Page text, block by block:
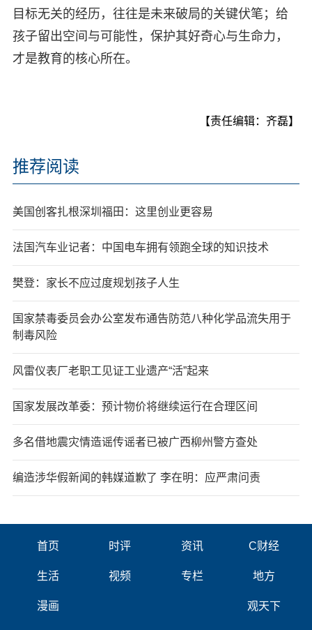
目标无关的经历，往往是未来破局的关键伏笔；给
孩子留出空间与可能性，保护其好奇心与生命力，
才是教育的核心所在。
【责任编辑：齐磊】
推荐阅读
美国创客扎根深圳福田：这里创业更容易
法国汽车业记者：中国电车拥有领跑全球的知识技术
樊登：家长不应过度规划孩子人生
国家禁毒委员会办公室发布通告防范八种化学品流失用于
制毒风险
风雷仪表厂老职工见证工业遗产“活”起来
国家发展改革委：预计物价将继续运行在合理区间
多名借地震灾情造谣传谣者已被广西柳州警方查处
编造涉华假新闻的韩媒道歉了 李在明：应严肃问责
首页 时评 资讯 C财经
生活 视频 专栏 地方
漫画 观天下